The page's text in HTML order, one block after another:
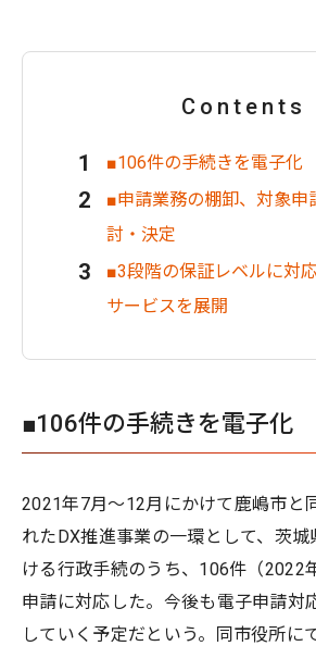
Contents
■106件の手続きを電子化
■申請業務の棚卸、対象申
討・決定
■3段階の保証レベルに対
サービスを展開
■106件の手続きを電子化
2021年7月〜12月にかけて鹿嶋市と
れたDX推進事業の一環として、茨
ける行政手続のうち、106件（2022
申請に対応した。今後も電子申請対
していく予定だという。同市役所に